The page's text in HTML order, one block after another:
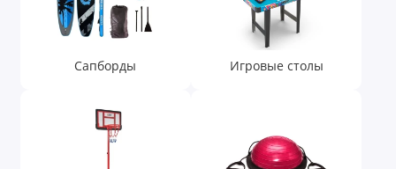
Сапборды Игровые столы